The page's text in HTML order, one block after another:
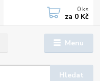
Menu
Hledat
0 ks
za 0 Kč